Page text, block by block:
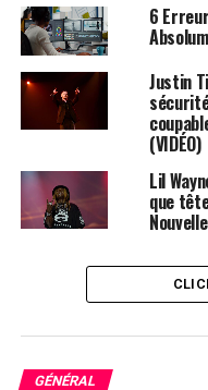
Un Début
Sazhiniani
Sazhiniani a
Cependant, au fur et à
la dynamique a
s’épuiser, et les coups
son déclin physique.
par Lopes juste avant
Sazhiniani. Quelques
alors profité de
coups à la taille alors
6
Justin
(VIDÉO)
Lil
que
GÉNÉRAL